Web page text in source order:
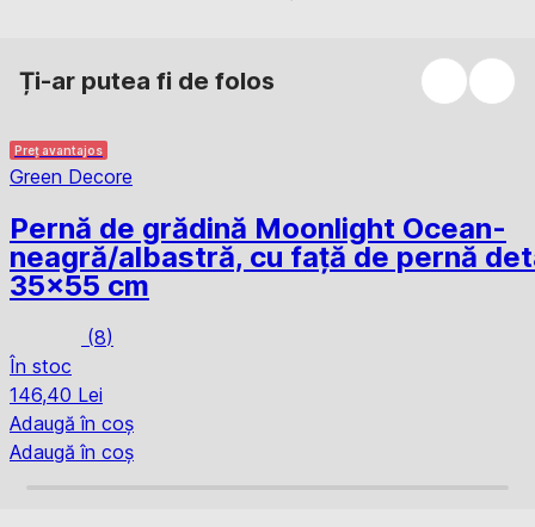
Ți-ar putea fi de folos
Preț avantajos
Green Decore
Pernă de grădină Moonlight Ocean-
neagră/albastră, cu față de pernă
35x55 cm
(8)
În stoc
146,40 Lei
Adaugă în coș
Adaugă în coș